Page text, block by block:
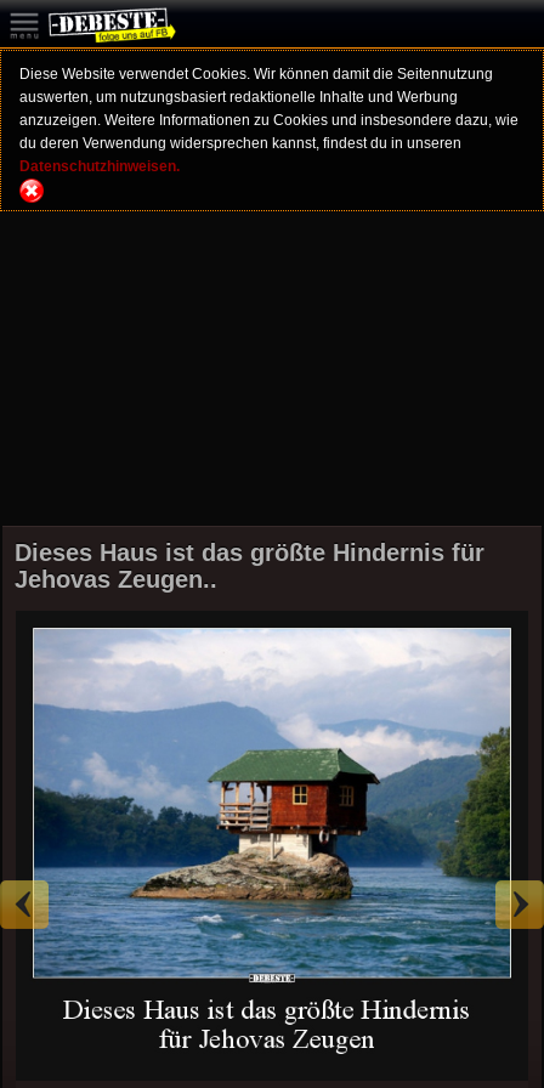
Diese Website verwendet Cookies. Wir können damit die Seitennutzung
auswerten, um nutzungsbasiert redaktionelle Inhalte und Werbung
anzuzeigen. Weitere Informationen zu Cookies und insbesondere dazu, wie
du deren Verwendung widersprechen kannst, findest du in unseren
Datenschutzhinweisen.
Dieses Haus ist das größte Hindernis für
Jehovas Zeugen..